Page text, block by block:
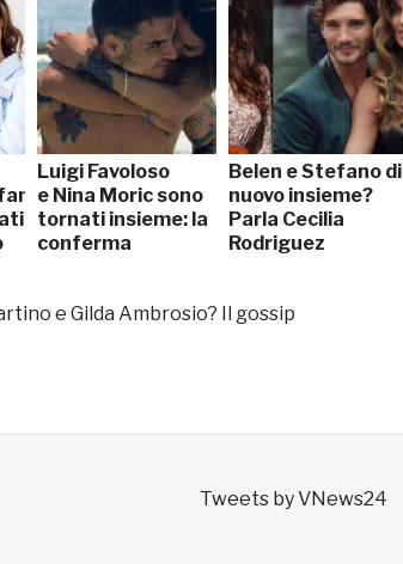
Luigi Favoloso
e Nina Moric sono
tornati insieme: la
conferma
Belen e Stefano di
nuovo insieme?
Parla Cecilia
Rodriguez
e Gilda Ambrosio? Il gossip
Tweets by VNews24